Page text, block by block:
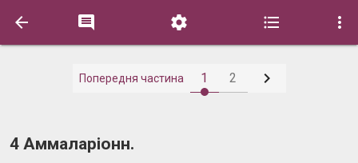
    
Попередня частина 1 2 
4 Аммаларіонн.